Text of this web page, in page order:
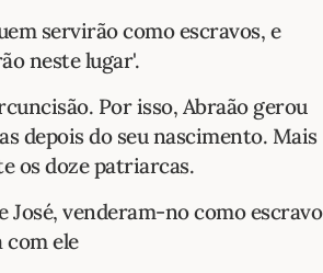
servirão como escravos, e
neste lugar'.
Por isso, Abraão gerou
depois do seu nascimento. Mais
os doze patriarcas.
José, venderam-no como escravo
com ele